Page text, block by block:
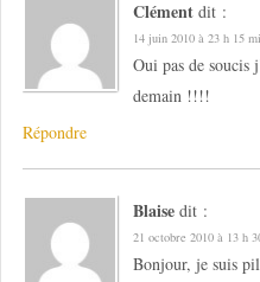
Clément dit :
14 juin 2010 à 23 h 15
Oui pas de soucis
demain !!!!
Répondre
Blaise dit :
21 octobre 2010 à 13 h
Bonjour, je suis